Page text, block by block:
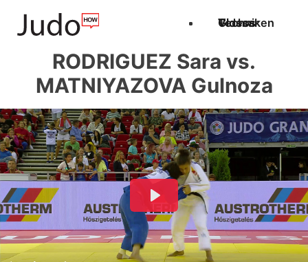
Techniken
Videos
Glossar
RODRIGUEZ Sara vs.
MATNIYAZOVA Gulnoza